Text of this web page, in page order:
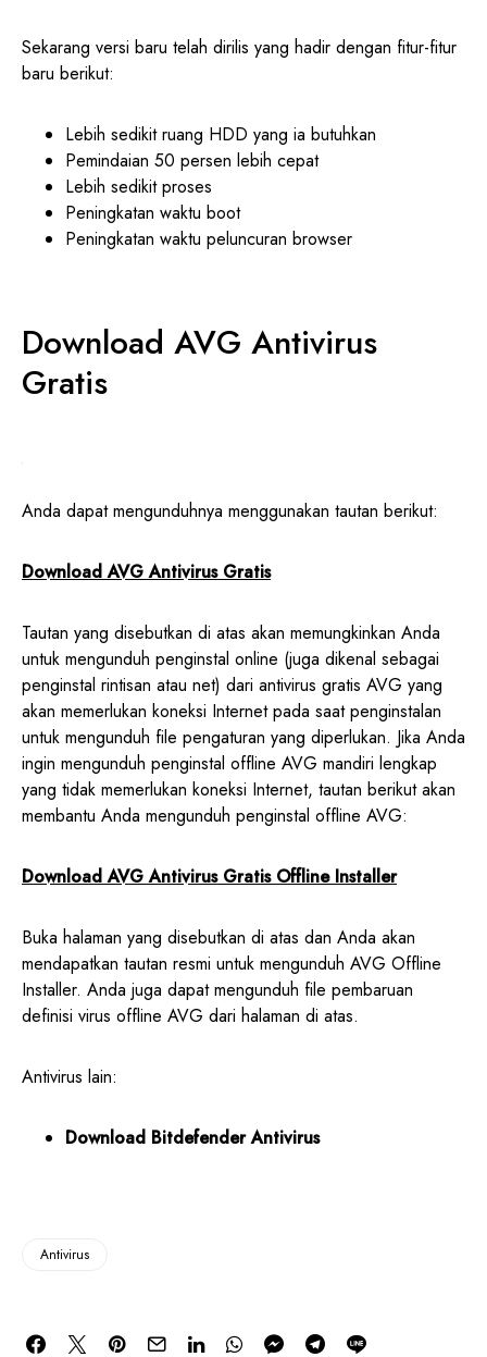
Sekarang versi baru telah dirilis yang hadir dengan fitur-fitur
baru berikut:
Lebih sedikit ruang HDD yang ia butuhkan
Pemindaian 50 persen lebih cepat
Lebih sedikit proses
Peningkatan waktu boot
Peningkatan waktu peluncuran browser
Download AVG Antivirus
Gratis
Anda dapat mengunduhnya menggunakan tautan berikut:
Download AVG Antivirus Gratis
Tautan yang disebutkan di atas akan memungkinkan Anda
untuk mengunduh penginstal online (juga dikenal sebagai
penginstal rintisan atau net) dari antivirus gratis AVG yang
akan memerlukan koneksi Internet pada saat penginstalan
untuk mengunduh file pengaturan yang diperlukan. Jika Anda
ingin mengunduh penginstal offline AVG mandiri lengkap
yang tidak memerlukan koneksi Internet, tautan berikut akan
membantu Anda mengunduh penginstal offline AVG:
Download AVG Antivirus Gratis Offline Installer
Buka halaman yang disebutkan di atas dan Anda akan
mendapatkan tautan resmi untuk mengunduh AVG Offline
Installer. Anda juga dapat mengunduh file pembaruan
definisi virus offline AVG dari halaman di atas.
Antivirus lain:
Download Bitdefender Antivirus
Antivirus